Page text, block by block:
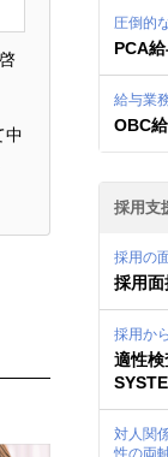
中
圧倒的
PCA
給与業
OBC
採用支
採用の
採用面
採用か
適性検
対人関